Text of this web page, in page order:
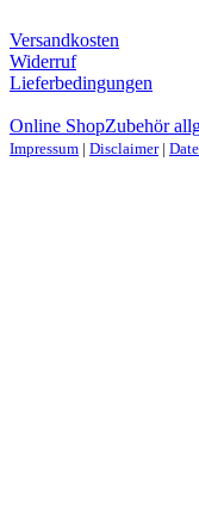
Versandkosten
Widerruf
Lieferbedingungen
Online ShopZubehör
Impressum | Disclaimer|